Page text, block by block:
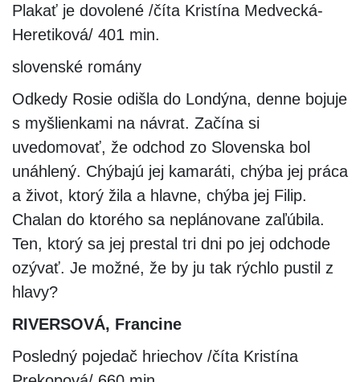
Plakať je dovolené /číta Kristína Medvecká-
Heretiková/ 401 min.
slovenské romány
Odkedy Rosie odišla do Londýna, denne bojuje
s myšlienkami na návrat. Začína si
uvedomovať, že odchod zo Slovenska bol
unáhlený. Chýbajú jej kamaráti, chýba jej práca
a život, ktorý žila a hlavne, chýba jej Filip.
Chalan do ktorého sa neplánovane zaľúbila.
Ten, ktorý sa jej prestal tri dni po jej odchode
ozývať. Je možné, že by ju tak rýchlo pustil z
hlavy?
RIVERSOVÁ, Francine
Posledný pojedač hriechov /číta Kristína